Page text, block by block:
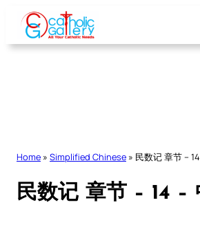
Skip
content
Home » Simplified Chinese » 民数记 章节 –
民数记 章节 – 14 –